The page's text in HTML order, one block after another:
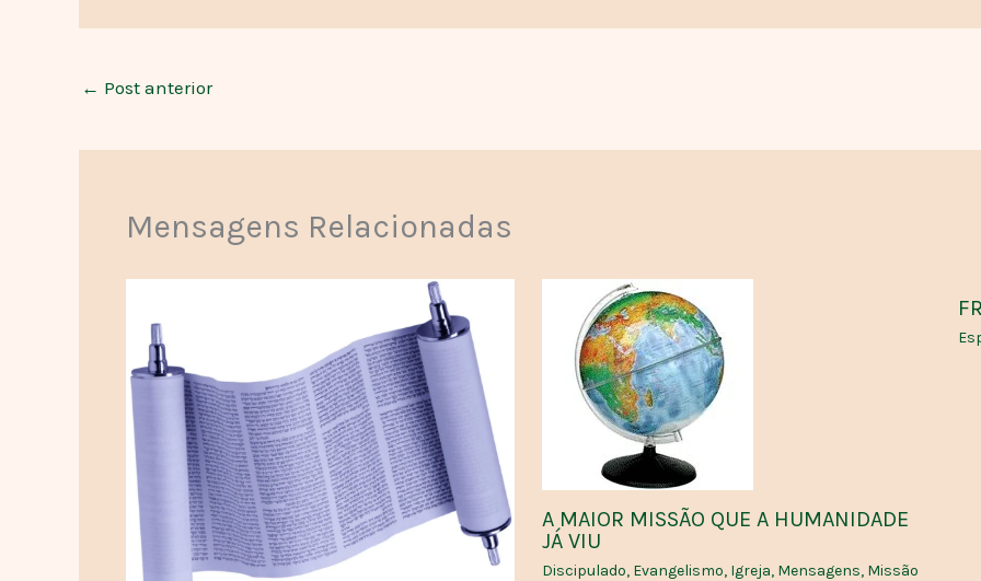
← Post anterior
Mensagens Relacionadas
A MAIOR MISSÃO QUE A HUMANIDADE
JÁ VIU
Discipulado, Evangelismo, Igreja, Mensagens, Missão